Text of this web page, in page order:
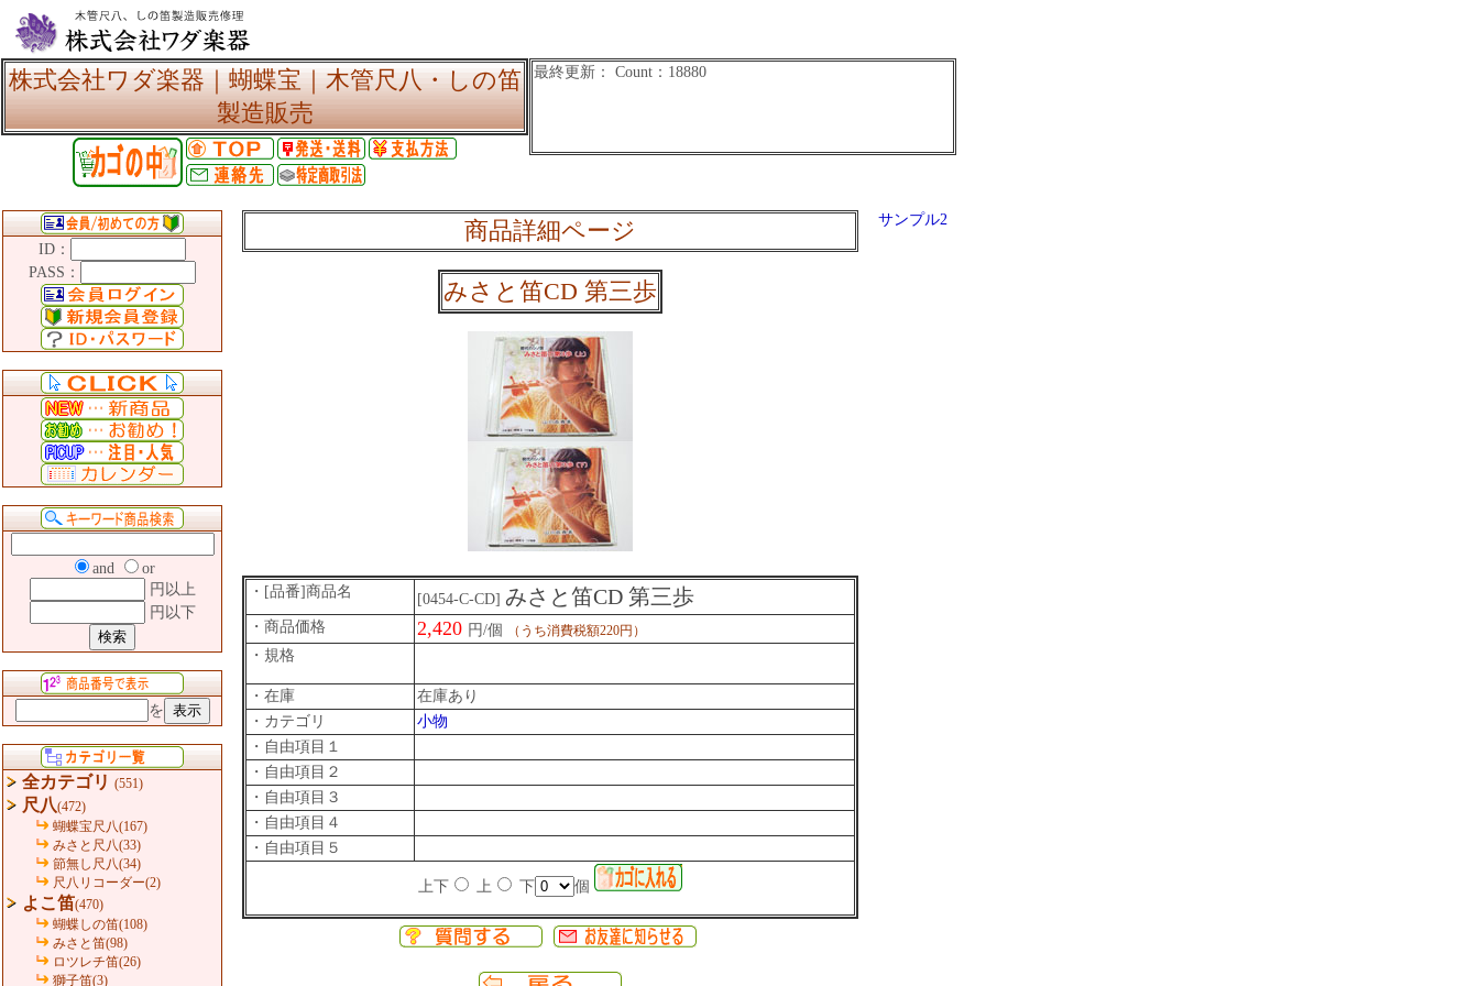
株式会社ワダ楽器｜蝴蝶宝｜木管尺八・しの笛
製造販売
ID：
PASS：
and
or
円以上
円以下
を
全カテゴリ (551)
尺八(472)
蝴蝶宝尺八(167)
みさと尺八(33)
節無し尺八(34)
尺八リコーダー(2)
よこ笛(470)
蝴蝶しの笛(108)
みさと笛(98)
ロツレチ笛(26)
獅子笛(3)
商品詳細ページ
みさと笛CD 第三歩
・[品番]商品名 [0454-C-CD] みさと笛CD 第三歩
・商品価格 2,420 円/個 （うち消費税額220円）
・規格
・在庫
在庫あり
・カテゴリ
小物
・自由項目１
・自由項目２
・自由項目３
・自由項目４
・自由項目５
上下 上 下 個
サンプル2